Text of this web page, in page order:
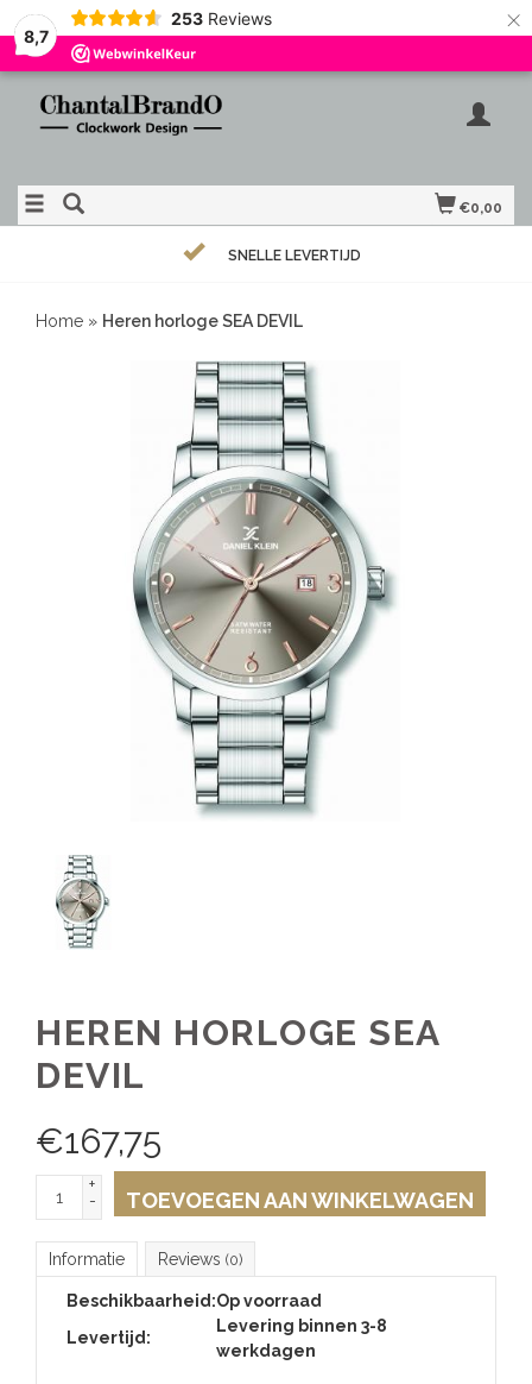
8,7
253 Reviews ×
€0,00
SNELLE LEVERTIJD
Home » Heren horloge SEA DEVIL
HEREN HORLOGE SEA
DEVIL
€167,75
+
-
TOEVOEGEN AAN WINKELWAGEN
Informatie Reviews (0)
Beschikbaarheid:Op voorraad
Levertijd:
Levering binnen 3-8
werkdagen